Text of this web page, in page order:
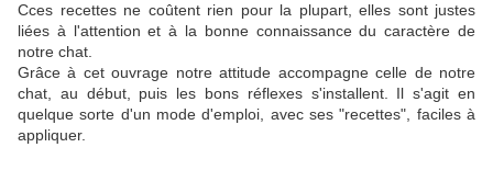
Cces recettes ne coûtent rien pour la plupart, elles sont justes
liées à l'attention et à la bonne connaissance du caractère de
notre chat.
Grâce à cet ouvrage notre attitude accompagne celle de notre
chat, au début, puis les bons réflexes s'installent. Il s'agit en
quelque sorte d'un mode d'emploi, avec ses "recettes", faciles à
appliquer.